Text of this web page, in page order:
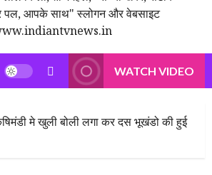
WATCH VIDEO
मे खुली बोली लगा कर दस भूखंडो की हुई